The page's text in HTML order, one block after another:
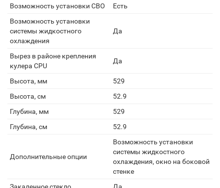
Возможность установки СВО
Есть
Возможность установки
системы жидкостного
охлаждения
Да
Вырез в районе крепления
кулера CPU
Да
Высота, мм
529
Высота, см
52.9
Глубина, мм
529
Глубина, см
52.9
Дополнительные опции
Возможность установки
системы жидкостного
охлаждения, окно на боковой
стенке